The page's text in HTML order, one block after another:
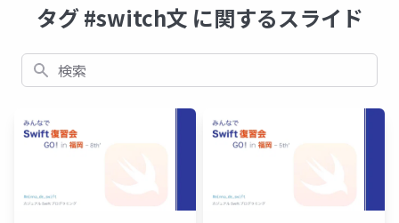
タグ #switch文 に関するスライド
検索